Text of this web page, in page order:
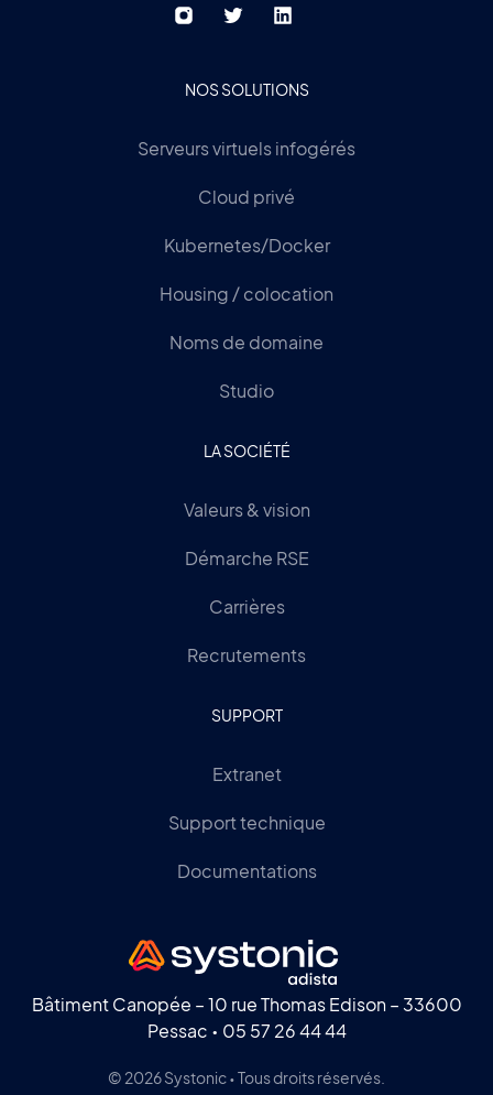
NOS SOLUTIONS
Serveurs virtuels infogérés
Cloud privé
Kubernetes/Docker
Housing / colocation
Noms de domaine
Studio
LA SOCIÉTÉ
Valeurs & vision
Démarche RSE
Carrières
Recrutements
SUPPORT
Extranet
Support technique
Documentations
Bâtiment Canopée – 10 rue Thomas Edison – 33600
Pessac • 05 57 26 44 44
© 2026 Systonic • Tous droits réservés.